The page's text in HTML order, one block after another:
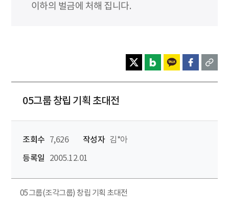
이하의 벌금에 처해 집니다.
05그룹 창립 기획 초대전
조회수 7,626 작성자 김*아
등록일
2005.12.01
05그룹(조각그룹) 창립 기획 초대전